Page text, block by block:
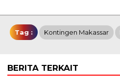
Tag : Kontingen Makassar
BERITA TERKAIT